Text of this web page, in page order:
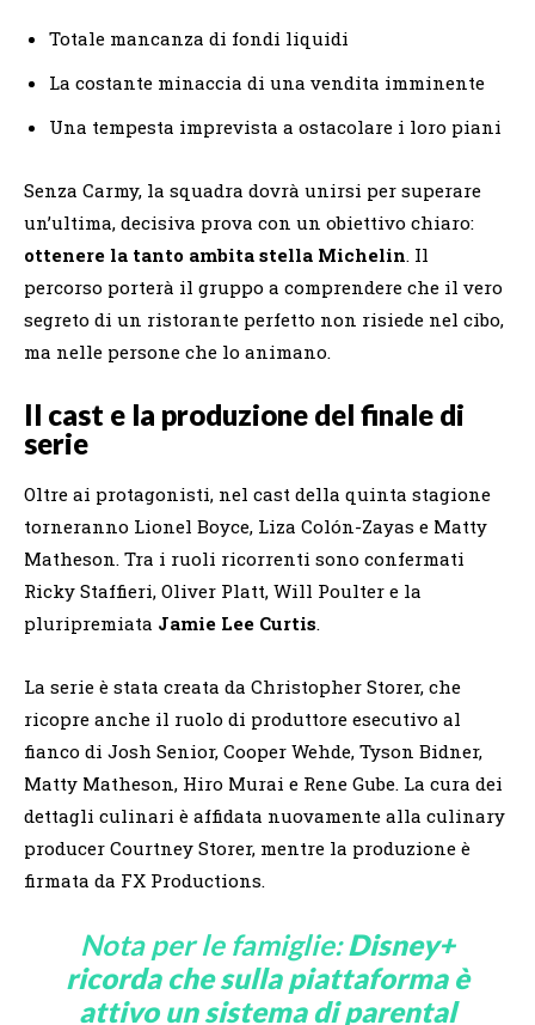
Totale mancanza di fondi liquidi
La costante minaccia di una vendita imminente
Una tempesta imprevista a ostacolare i loro piani
Senza Carmy, la squadra dovrà unirsi per superare
un’ultima, decisiva prova con un obiettivo chiaro:
ottenere la tanto ambita stella Michelin. Il
percorso porterà il gruppo a comprendere che il vero
segreto di un ristorante perfetto non risiede nel cibo,
ma nelle persone che lo animano.
Il cast e la produzione del finale di
serie
Oltre ai protagonisti, nel cast della quinta stagione
torneranno Lionel Boyce, Liza Colón-Zayas e Matty
Matheson. Tra i ruoli ricorrenti sono confermati
Ricky Staffieri, Oliver Platt, Will Poulter e la
pluripremiata Jamie Lee Curtis.
La serie è stata creata da Christopher Storer, che
ricopre anche il ruolo di produttore esecutivo al
fianco di Josh Senior, Cooper Wehde, Tyson Bidner,
Matty Matheson, Hiro Murai e Rene Gube. La cura dei
dettagli culinari è affidata nuovamente alla culinary
producer Courtney Storer, mentre la produzione è
firmata da FX Productions.
Nota per le famiglie:Disney+
ricorda che sulla piattaforma è
attivo un sistema di parental